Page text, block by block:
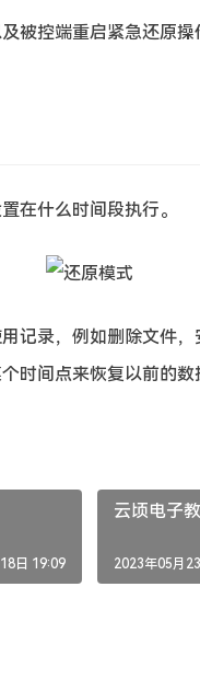
被控端重启紧急还原
在什么时间段执行。
记录，例如删除文件
时间点来恢复以前的数
日 19:09
云顷电子
2023年05月